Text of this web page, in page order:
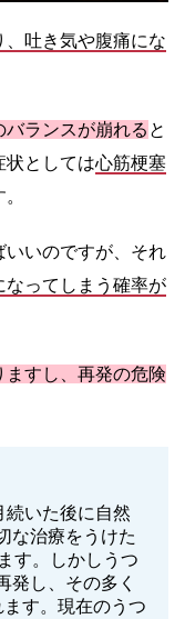
吐き気や腹痛にな
バランスが崩れる と
状としては心筋梗塞
いいのですが、それ
なってしまう確率が
すし、再発の危険
続いた後に自然
な治療をうけた
す。しかしうつ
発し、その多く
す。現在のうつ